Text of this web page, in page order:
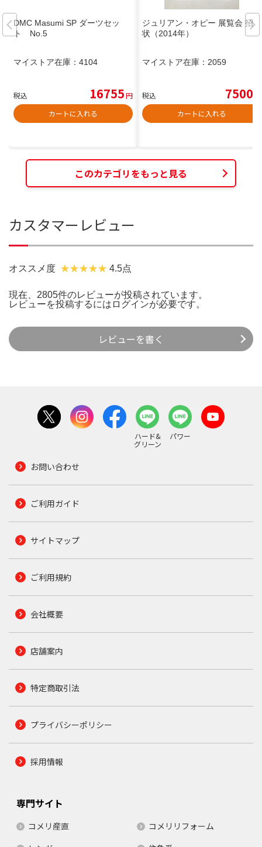
DMC Masumi SP ダーツセッ
ト No.5
マイストア在庫： 4104
税込 16755円
カートに入れる
ジュリアン・オピー 展覧会 招待
状（2014年）
マイストア在庫： 2059
税込 7500
カートに入れる
このカテゴリをもっと見る
カスタマーレビュー
オススメ度 4.5点
現在、2805件のレビューが投稿されています。
レビューを投稿するには ログインが必要です。
レビューを書く
ハード&
グリーン
パワー
お問い合わせ
ご利用ガイド
サイトマップ
ご利用規約
会社概要
店舗案内
特定商取引法
プライバシーポリシー
採用情報
専門サイト
コメリ産直
コメリリフォーム